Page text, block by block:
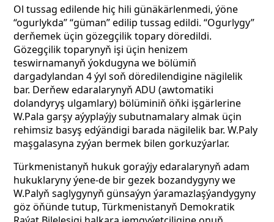
Ol tussag edilende hiç hili günäkärlenmedi, ýöne
“ogurlykda” “güman” edilip tussag edildi. “Ogurlygy”
derňemek üçin gözegçilik topary döredildi.
Gözegçilik toparynyň işi üçin henizem
teswirnamanyň ýokdugyna we bölümiň
dargadylandan 4 ýyl soň döredilendigine nägilelik
bar. Derňew edaralarynyň ADU (awtomatiki
dolandyryş ulgamlary) bölüminiň öňki işgärlerine
W.Pala garşy aýyplaýjy subutnamalary almak üçin
rehimsiz basyş edýändigi barada nägilelik bar. W.Paly
maşgalasyna zyýan bermek bilen gorkuzýarlar.
Türkmenistanyň hukuk goraýjy edaralarynyň adam
hukuklaryny ýene-de bir gezek bozandygyny we
W.Palyň saglygynyň günsaýyn ýaramazlaşýandygyny
göz öňünde tutup, Türkmenistanyň Demokratik